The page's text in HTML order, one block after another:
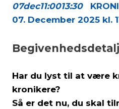
07dec11:0013:30
07. December 2025 kl.
Har du lyst til at være
kronikere?
Så er det nu, du skal